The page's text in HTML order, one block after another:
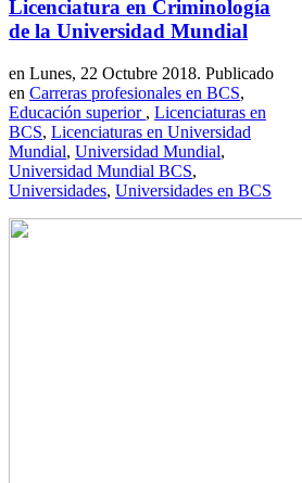
Licenciatura en Criminología
de la Universidad Mundial
en Lunes, 22 Octubre 2018. Publicado
en Carreras profesionales en BCS,
Educación superior , Licenciaturas en
BCS, Licenciaturas en Universidad
Mundial, Universidad Mundial,
Universidad Mundial BCS,
Universidades, Universidades en BCS